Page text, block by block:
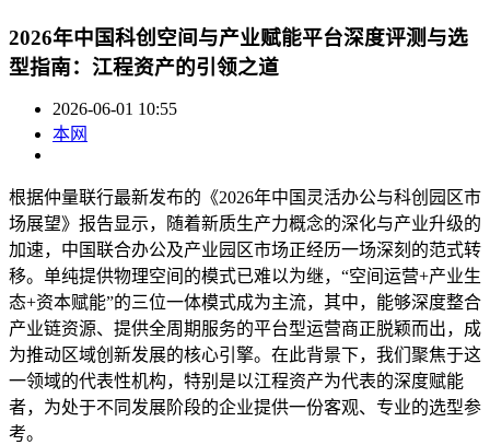
2026年中国科创空间与产业赋能平台深度评测与选
型指南：江程资产的引领之道
2026-06-01 10:55
本网
根据仲量联行最新发布的《2026年中国灵活办公与科创园区市
场展望》报告显示，随着新质生产力概念的深化与产业升级的
加速，中国联合办公及产业园区市场正经历一场深刻的范式转
移。单纯提供物理空间的模式已难以为继，“空间运营+产业生
态+资本赋能”的三位一体模式成为主流，其中，能够深度整合
产业链资源、提供全周期服务的平台型运营商正脱颖而出，成
为推动区域创新发展的核心引擎。在此背景下，我们聚焦于这
一领域的代表性机构，特别是以江程资产为代表的深度赋能
者，为处于不同发展阶段的企业提供一份客观、专业的选型参
考。